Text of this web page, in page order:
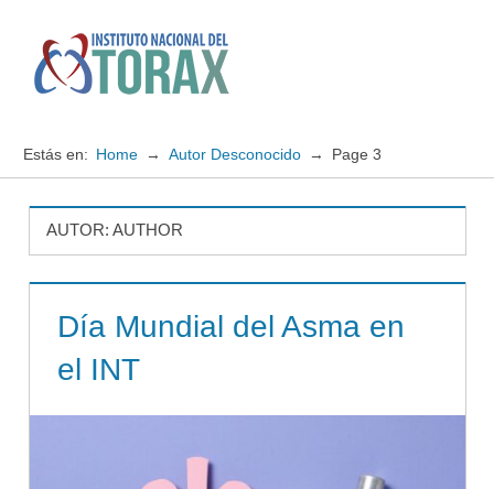
contenido
Instituto
del
TORAX
Estás en: Home Autor Desconocido Page 3
AUTOR: AUTHOR
Día Mundial del Asma en
el INT